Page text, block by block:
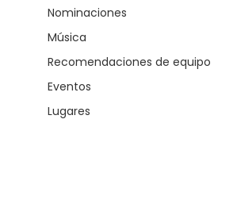
Nominaciones
Música
Recomendaciones de equipo
Eventos
Lugares